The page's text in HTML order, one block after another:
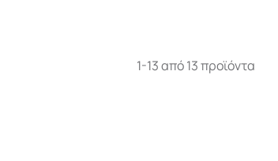
1-13 από 13 προϊόντα